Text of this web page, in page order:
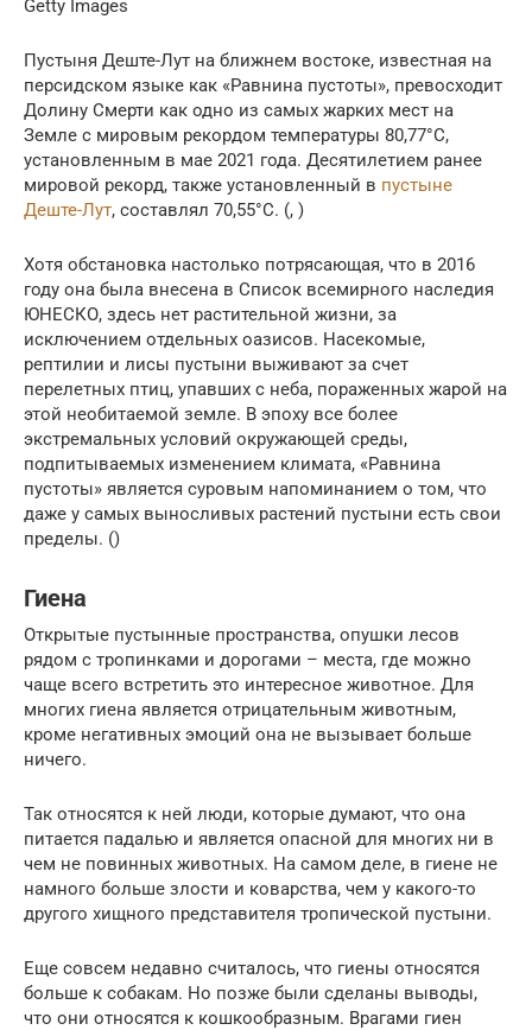
Getty Images
Пустыня Деште-Лут на ближнем востоке, известная на
персидском языке как «Равнина пустоты», превосходит
Долину Смерти как одно из самых жарких мест на
Земле с мировым рекордом температуры 80,77°C,
установленным в мае 2021 года. Десятилетием ранее
мировой рекорд, также установленный в пустыне
Деште-Лут, составлял 70,55°C. (, )
Хотя обстановка настолько потрясающая, что в 2016
году она была внесена в Список всемирного наследия
ЮНЕСКО, здесь нет растительной жизни, за
исключением отдельных оазисов. Насекомые,
рептилии и лисы пустыни выживают за счет
перелетных птиц, упавших с неба, пораженных жарой на
этой необитаемой земле. В эпоху все более
экстремальных условий окружающей среды,
подпитываемых изменением климата, «Равнина
пустоты» является суровым напоминанием о том, что
даже у самых выносливых растений пустыни есть свои
пределы. ()
Гиена
Открытые пустынные пространства, опушки лесов
рядом с тропинками и дорогами – места, где можно
чаще всего встретить это интересное животное. Для
многих гиена является отрицательным животным,
кроме негативных эмоций она не вызывает больше
ничего.
Так относятся к ней люди, которые думают, что она
питается падалью и является опасной для многих ни в
чем не повинных животных. На самом деле, в гиене не
намного больше злости и коварства, чем у какого-то
другого хищного представителя тропической пустыни.
Еще совсем недавно считалось, что гиены относятся
больше к собакам. Но позже были сделаны выводы,
что они относятся к кошкообразным. Врагами гиен